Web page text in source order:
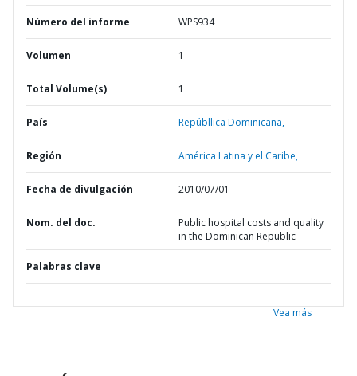
Número del informe WPS934
Volumen 1
Total Volume(s) 1
País Repúbllica Dominicana,
Región América Latina y el Caribe,
Fecha de divulgación 2010/07/01
Nom. del doc.
Public hospital costs and quality
in the Dominican Republic
Palabras clave
Vea más